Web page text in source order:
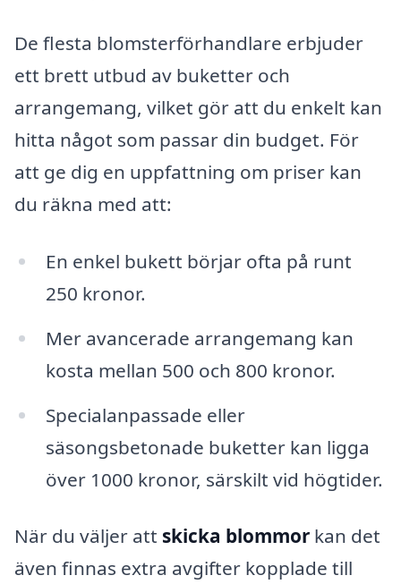
De flesta blomsterförhandlare erbjuder
ett brett utbud av buketter och
arrangemang, vilket gör att du enkelt kan
hitta något som passar din budget. För
att ge dig en uppfattning om priser kan
du räkna med att:
En enkel bukett börjar ofta på runt
250 kronor.
Mer avancerade arrangemang kan
kosta mellan 500 och 800 kronor.
Specialanpassade eller
säsongsbetonade buketter kan ligga
över 1000 kronor, särskilt vid högtider.
När du väljer att skicka blommor kan det
även finnas extra avgifter kopplade till